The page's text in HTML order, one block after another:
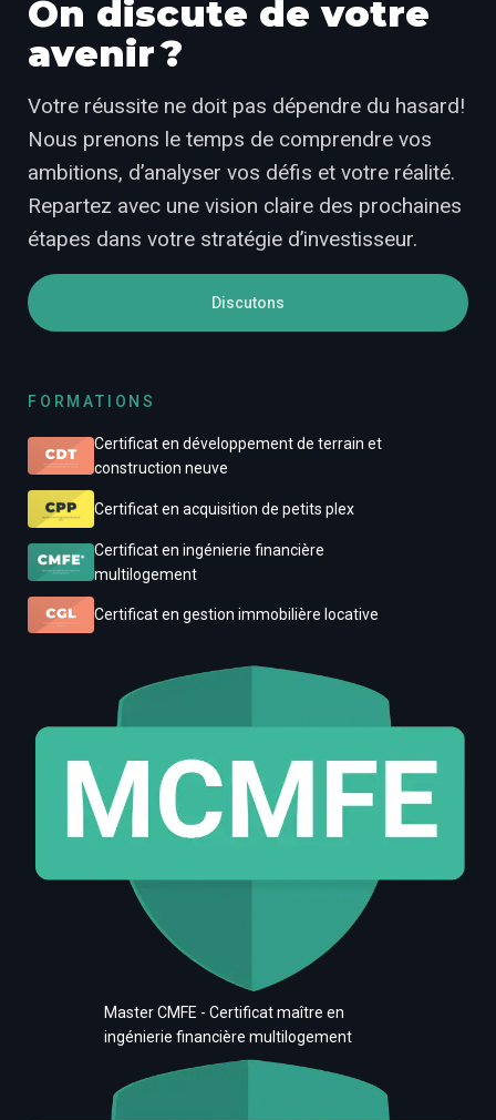
On discute de votre
avenir ?
Votre réussite ne doit pas dépendre du hasard!
Nous prenons le temps de comprendre vos
ambitions, d’analyser vos défis et votre réalité.
Repartez avec une vision claire des prochaines
étapes dans votre stratégie d’investisseur.
Discutons
FORMATIONS
Certificat en développement de terrain et
construction neuve
Certificat en acquisition de petits plex
Certificat en ingénierie financière
multilogement
Certificat en gestion immobilière locative
Master CMFE - Certificat maître en
ingénierie financière multilogement